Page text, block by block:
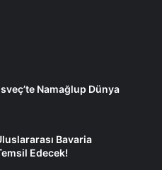
Namağlup Dünya
Bavaria
Edecek!